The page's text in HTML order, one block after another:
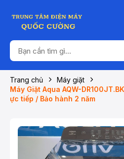
Trang chủ
Máy giặt
Máy Giặt Aqua AQW-
ực tiếp / Bảo hành 2 năm